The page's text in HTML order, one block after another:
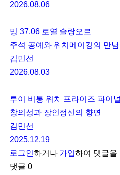
2026.08.06
밍 37.06 로열 슬랑오르
주석 공예와 워치메이킹의 만남
김민선
2026.08.03
루이 비통 워치 프라이즈 파이
창의성과 장인정신의 향연
김민선
2025.12.19
로그인하거나 가입하여 댓글을
댓글 0